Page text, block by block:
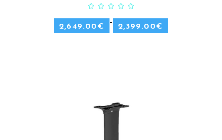
2,399.00€
–
2,649.00 €